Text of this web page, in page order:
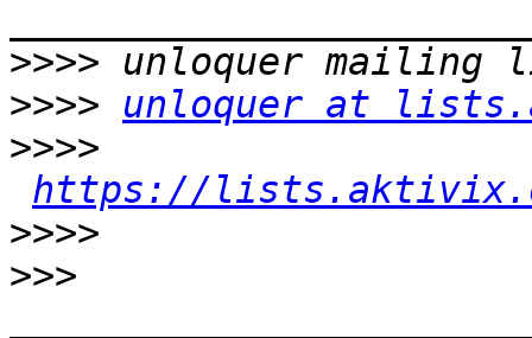
>>>>
>>>>
unloquer at
>>>>
https://
>>>>
>>>